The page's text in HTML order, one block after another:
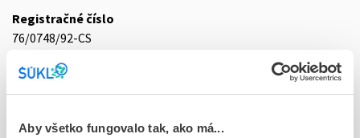
Aby všetko fungovalo tak, ako má...
Registračné číslo
76/0748/92-CS
Doplnok
sol inf 10x500 ml (PE obal)
Stav